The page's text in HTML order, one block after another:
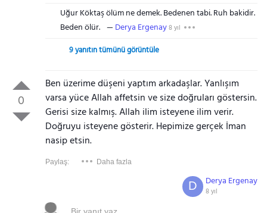
Uğur Köktaş ölüm ne demek. Bedenen tabi. Ruh bakidir.
Beden ölür.
Derya Ergenay8 yıl
9 yanıtın tümünü görüntüle
0
Ben üzerime düşeni yaptım arkadaşlar. Yanlışım
varsa yüce Allah affetsin ve size doğruları göstersin.
Gerisi size kalmış. Allah ilim isteyene ilim verir.
Doğruyu isteyene gösterir. Hepimize gerçek İman
nasip etsin.
Paylaş: Daha fazla
Derya Ergenay
8 yıl
D